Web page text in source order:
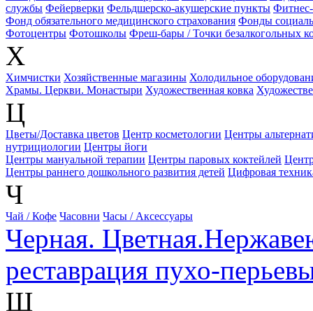
службы Фейерверки Фельдшерско-акушерские пункты
Фонд обязательного медицинского страхования Фонды
Фотоцентры Фотошколы Фреш-бары / Точки безалкогольных
Х
Химчистки Хозяйственные магазины Холодильное
Храмы. Церкви. Монастыри Художественная ковка
Ц
Цветы/Доставка цветов Центр косметологии Центры
нутрициологии Центры йоги
Центры мануальной терапии Центры паровых коктейлей
Центры раннего дошкольного развития детей Цифровая
Ч
Чай / Кофе Часовни Часы / Аксессуары
Черная.
реставрация пухо-
Ш